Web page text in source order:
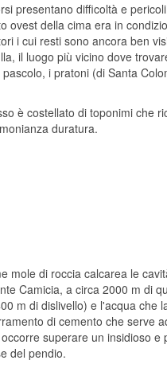
presentano difficoltà e
ovest della cima era in
i cui resti sono ancora ben
il luogo più vicino dove
i pratoni (di Santa
è costellato di toponimi che
duratura.
mole di roccia calcarea le
Camicia, a circa 2000 m di
m di dislivello) e l'acqua che
di cemento che serve
superare un insidioso e
del pendio.